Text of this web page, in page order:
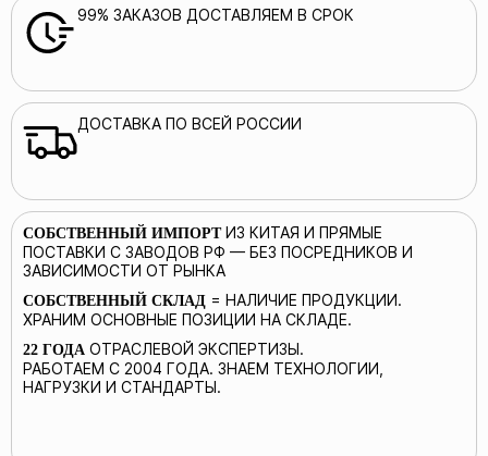
99% ЗАКАЗОВ ДОСТАВЛЯЕМ В СРОК
ДОСТАВКА ПО ВСЕЙ РОССИИ
СОБСТВЕННЫЙ ИМПОРТИЗ КИТАЯ И ПРЯМЫЕ
ПОСТАВКИ С ЗАВОДОВ РФ — БЕЗ ПОСРЕДНИКОВ И
ЗАВИСИМОСТИ ОТ РЫНКА
СОБСТВЕННЫЙ СКЛАД = НАЛИЧИЕ ПРОДУКЦИИ.
ХРАНИМ ОСНОВНЫЕ ПОЗИЦИИ НА СКЛАДЕ.
22 ГОДА ОТРАСЛЕВОЙ ЭКСПЕРТИЗЫ.
РАБОТАЕМ С 2004 ГОДА. ЗНАЕМ ТЕХНОЛОГИИ,
НАГРУЗКИ И СТАНДАРТЫ.